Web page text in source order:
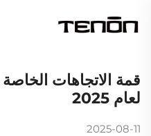
قمة الاتجاهات الخاصة
لعام 2025
2025-08-11